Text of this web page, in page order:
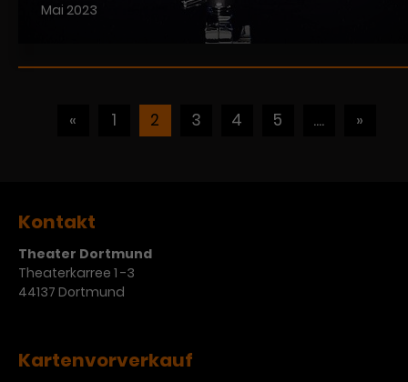
Mai 2023
« 1 2 3 4 5 .... »
Kontakt
Theater Dortmund
Theaterkarree 1 -3
44137 Dortmund
Kartenvorverkauf